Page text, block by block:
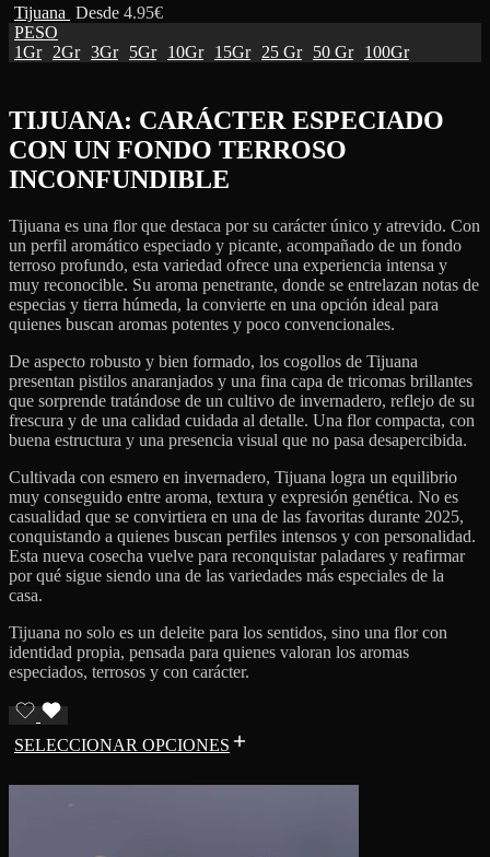
Tijuana Desde 4.95€
PESO
1Gr
2Gr 3Gr 5Gr 10Gr 15Gr 25 Gr 50 Gr 100Gr
TIJUANA: CARÁCTER ESPECIADO
CON UN FONDO TERROSO
INCONFUNDIBLE
Tijuana es una flor que destaca por su carácter único y atrevido. Con
un perfil aromático especiado y picante, acompañado de un fondo
terroso profundo, esta variedad ofrece una experiencia intensa y
muy reconocible. Su aroma penetrante, donde se entrelazan notas de
especias y tierra húmeda, la convierte en una opción ideal para
quienes buscan aromas potentes y poco convencionales.
De aspecto robusto y bien formado, los cogollos de Tijuana
presentan pistilos anaranjados y una fina capa de tricomas brillantes
que sorprende tratándose de un cultivo de invernadero, reflejo de su
frescura y de una calidad cuidada al detalle. Una flor compacta, con
buena estructura y una presencia visual que no pasa desapercibida.
Cultivada con esmero en invernadero, Tijuana logra un equilibrio
muy conseguido entre aroma, textura y expresión genética. No es
casualidad que se convirtiera en una de las favoritas durante 2025,
conquistando a quienes buscan perfiles intensos y con personalidad.
Esta nueva cosecha vuelve para reconquistar paladares y reafirmar
por qué sigue siendo una de las variedades más especiales de la
casa.
Tijuana no solo es un deleite para los sentidos, sino una flor con
identidad propia, pensada para quienes valoran los aromas
especiados, terrosos y con carácter.
SELECCIONAR OPCIONES